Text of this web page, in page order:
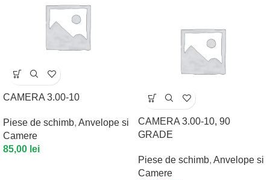
CAMERA 3.00-10
Piese de schimb, Anvelope si
Camere
85,00 lei
CAMERA 3.00-10, 90
GRADE
Piese de schimb, Anvelope si
Camere